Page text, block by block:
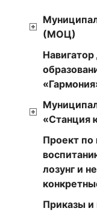
(МОЦ)
«Станция
Проект по
лозунг и
Приказы